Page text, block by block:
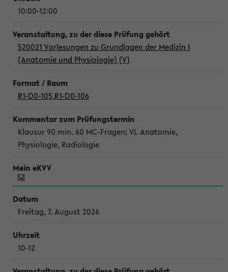
10:00-12:00
520021 Vorlesungen zu Grundlagen der Medizin I
(Anatomie und Physiologie) (V)
R1-D0-105,R1-D0-106
Klausur 90 min. 60 MC-Fragen; VL Anatomie,
Physiologie, Radiologie
Freitag, 7. August 2026
10-12